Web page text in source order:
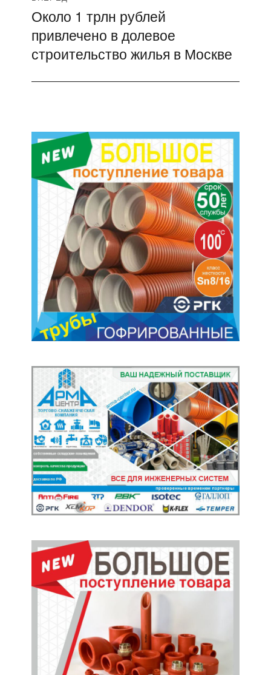
Следующая
запись:
Около 1 трлн рублей
привлечено в долевое
строительство жилья в Москве